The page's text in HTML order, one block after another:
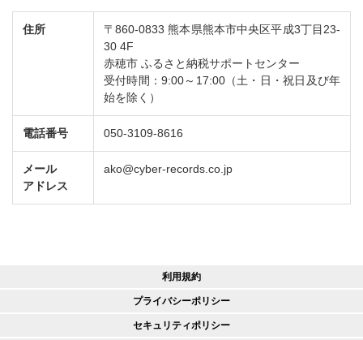
住所
〒860-0833 熊本県熊本市中央区平成3丁目23-
30 4F
赤穂市 ふるさと納税サポートセンター
受付時間：9:00～17:00（土・日・祝日及び年
始を除く）
電話番号 050-3109-8616
メール
アドレス
ako@cyber-records.co.jp
利用規約
プライバシーポリシー
セキュリティポリシー